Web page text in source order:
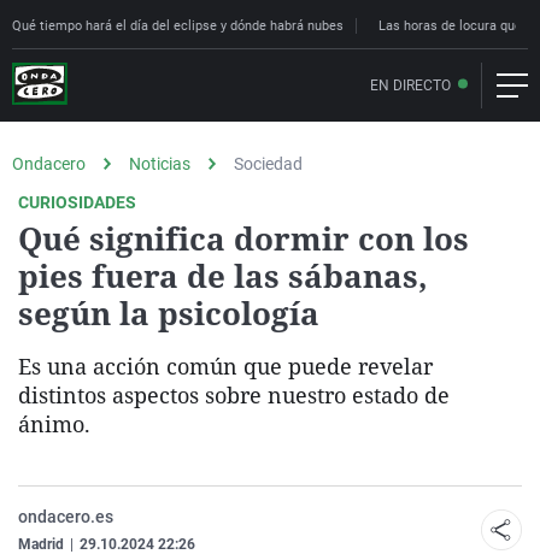
Qué tiempo hará el día del eclipse y dónde habrá nubes Las horas de locura que
EN DIRECTO
Ondacero Noticias
Sociedad
CURIOSIDADES
Qué significa dormir con los
pies fuera de las sábanas,
según la psicología
Es una acción común que puede revelar
distintos aspectos sobre nuestro estado de
ánimo.
ondacero.es
Madrid 29.10.2024 22:26